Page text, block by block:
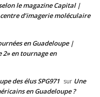
le magazine Capital |
d’imagerie moléculaire
en Guadeloupe |
2» en tournage en
des élus SPG971 sur Une
en Guadeloupe ?